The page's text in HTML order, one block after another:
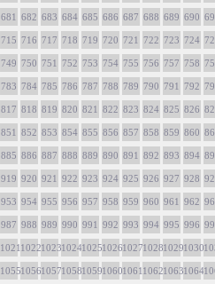
681 682 683 684 685 686 687 688 689 690
715 716 717 718 719 720 721 722 723 724
749 750 751 752 753 754 755 756 757 758
783 784 785 786 787 788 789 790 791 792
817 818 819 820 821 822 823 824 825 826
851 852 853 854 855 856 857 858 859 860
885 886 887 888 889 890 891 892 893 894
919 920 921 922 923 924 925 926 927 928
953 954 955 956 957 958 959 960 961 962
987 988 989 990 991 992 993 994 995 996
1021102210231024102510261027102810291030
1055105610571058105910601061106210631064